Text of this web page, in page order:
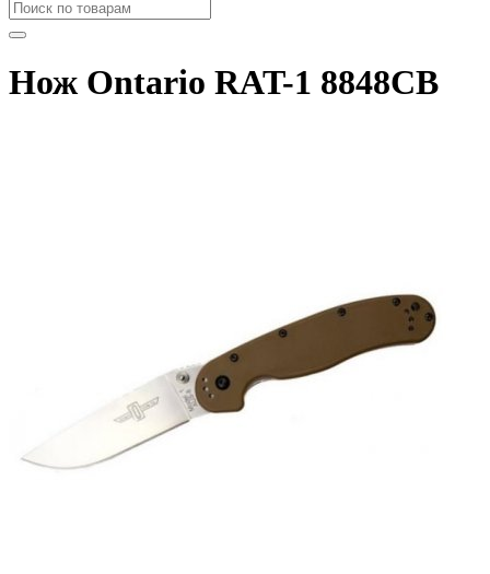
Нож Ontario RAT-1 8848CB